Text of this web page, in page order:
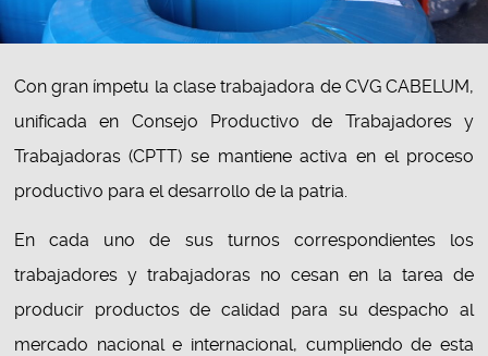
Con gran ímpetu la clase trabajadora de CVG CABELUM,
unificada en Consejo Productivo de Trabajadores y
Trabajadoras (CPTT) se mantiene activa en el proceso
productivo para el desarrollo de la patria.
En cada uno de sus turnos correspondientes los
trabajadores y trabajadoras no cesan en la tarea de
producir productos de calidad para su despacho al
mercado nacional e internacional, cumpliendo de esta